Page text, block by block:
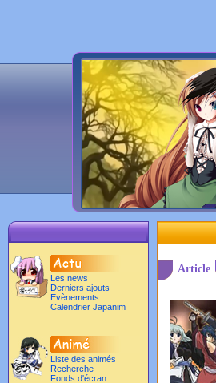
Les news
Derniers ajouts
Evènements
Calendrier Japanim
Liste des animés
Recherche
Fonds d'écran
Article